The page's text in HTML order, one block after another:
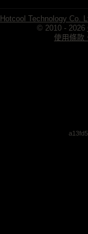
Hotcool Technology Co.
© 2010 - 2026
使用條款